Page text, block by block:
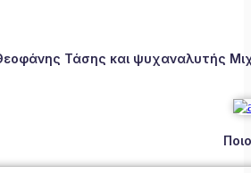
Τάσης και ψυχαναλυτής